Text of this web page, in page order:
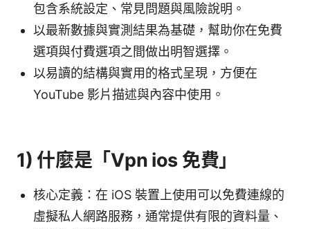
包含系統設定、常見問題與風險說明。
以最新數據與實測結果為基礎，幫助你在免費
選項與付費選項之間做出明智選擇。
以易讀的結構與實用的格式呈現，方便在
YouTube 影片描述與內容中使用。
1) 什麼是「Vpn ios 免費」
核心定義：在 iOS 裝置上使用可以免費連線的
虛擬私人網路服務，通常提供有限的資料量、